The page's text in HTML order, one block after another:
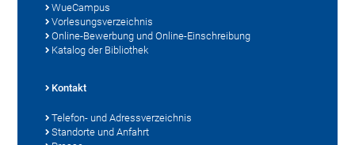
WueCampus
Vorlesungsverzeichnis
Online-Bewerbung und Online-Einschreibung
Katalog der Bibliothek
Kontakt
Telefon- und Adressverzeichnis
Standorte und Anfahrt